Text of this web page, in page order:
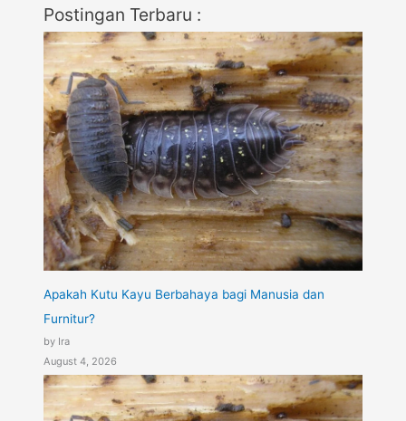
Postingan Terbaru :
Apakah Kutu Kayu Berbahaya bagi Manusia dan
Furnitur?
by Ira
August 4, 2026